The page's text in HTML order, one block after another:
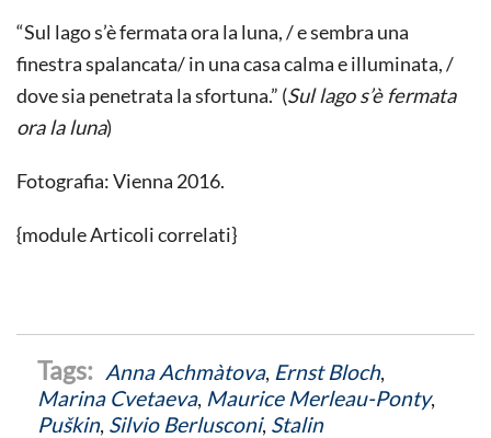
“Sul lago s’è fermata ora la luna, / e sembra una
finestra spalancata/ in una casa calma e illuminata, /
dove sia penetrata la sfortuna.” (Sul lago s’è fermata
ora la luna)
Fotografia:Vienna 2016.
{module Articoli correlati}
Anna Achmàtova, Ernst Bloch,
Marina Cvetaeva, Maurice Merleau-Ponty,
Puškin, Silvio Berlusconi, Stalin